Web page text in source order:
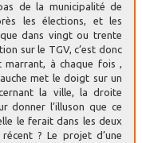
de la municipalité de
les élections, et les
dans vingt ou trente
sur le TGV, c’est donc
marrant, à chaque fois ,
met le doigt sur un
la ville, la droite
donner l’illuson que ce
le ferait dans les deux
? Le projet d’une